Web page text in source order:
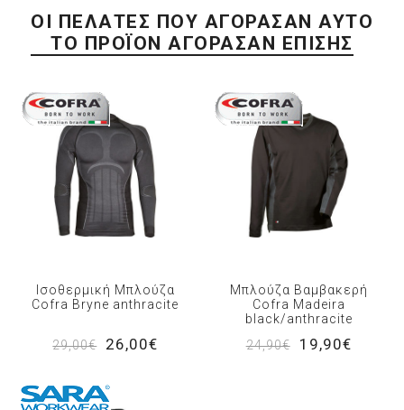
ΟΙ ΠΕΛΆΤΕΣ ΠΟΥ ΑΓΌΡΑΣΑΝ ΑΥΤΌ
ΤΟ ΠΡΟΪΌΝ ΑΓΌΡΑΣΑΝ ΕΠΊΣΗΣ
Ισοθερμική Μπλούζα
Cofra Bryne anthracite
29,00€ 26,00€
Μπλούζα Βαμβακερή
Cofra Madeira
black/anthracite
24,90€
19,90€